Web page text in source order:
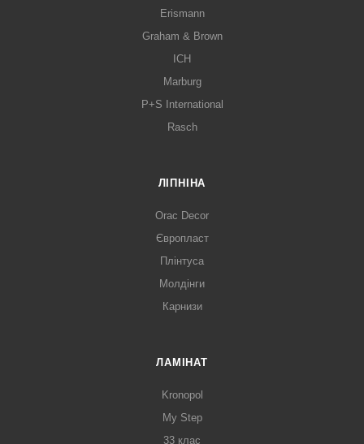
Erismann
Graham & Brown
ICH
Marburg
P+S International
Rasch
ЛІПНІНА
Orac Decor
Європласт
Плінтуса
Молдінги
Карнизи
ЛАМІНАТ
Kronopol
My Step
33 клас